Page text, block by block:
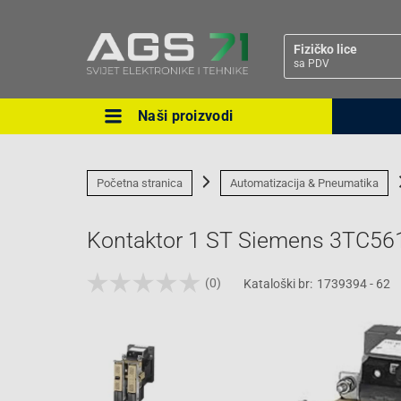
Fizičko lice
sa PDV
Ova postavka prilagođava
Pravno lice
Naši proizvodi
Početna stranica Automatizacija & Pneumatika
Kontaktor 1 ST Siemens
(0) Kataloški br: 1739394 - 62